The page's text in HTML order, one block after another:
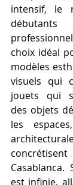
intensif, le
choix idéal
modèles
visuels qui
jouets qui
des objets
les
est infinie,